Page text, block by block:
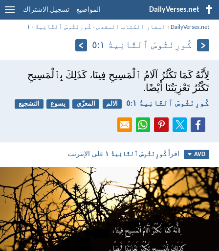
DailyVerses.net المواضيع تسجيل الاشتراك
DailyVerses.net
› اسفار الكتاب المقدس › كُورِنْثُوسَ ٱلثَّانِيةُ › ١
كُورِنْثُوسَ ٱلثَّانِيةُ ١:‏٥
لِأَنَّهُ كَمَا تَكْثُرُ آلَامُ ٱلْمَسِيحِ فِينَا، كَذَلِكَ بِٱلْمَسِيحِ
تَكْثُرُ تَعْزِيَتُنَا أَيْضًا.
كُورِنْثُوسَ ٱلثَّانِيةُ ١:‏٥ الالم المعزّي يسوع التشجيع
AVD اقرأكُورِنْثُوسَ ٱلثَّانِيةُ ١ على الإنترنت